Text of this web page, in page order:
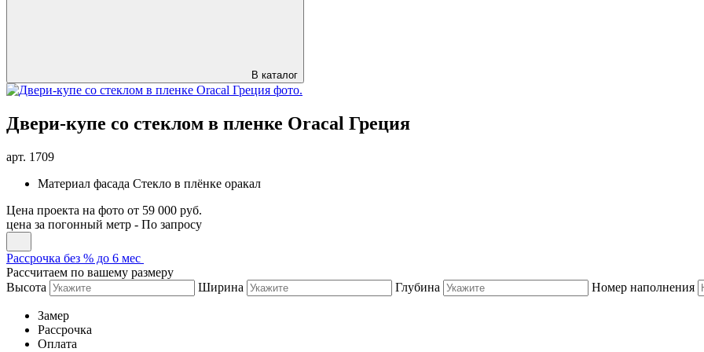
В каталог
Двери-купе со стеклом в пленке Оracal Греция
арт. 1709
Материал фасада Стекло в плёнке оракал
Цена проекта на фото от 59 000 руб.
цена за погонный метр - По запросу
Рассрочка без % до 6 мес
Рассчитаем по вашему размеру
Высота
Ширина Глубина Номер наполнения
Замер
Рассрочка
Оплата